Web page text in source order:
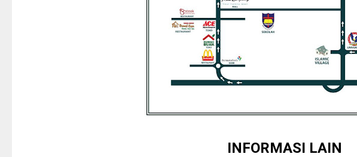
INFORMASI LAIN